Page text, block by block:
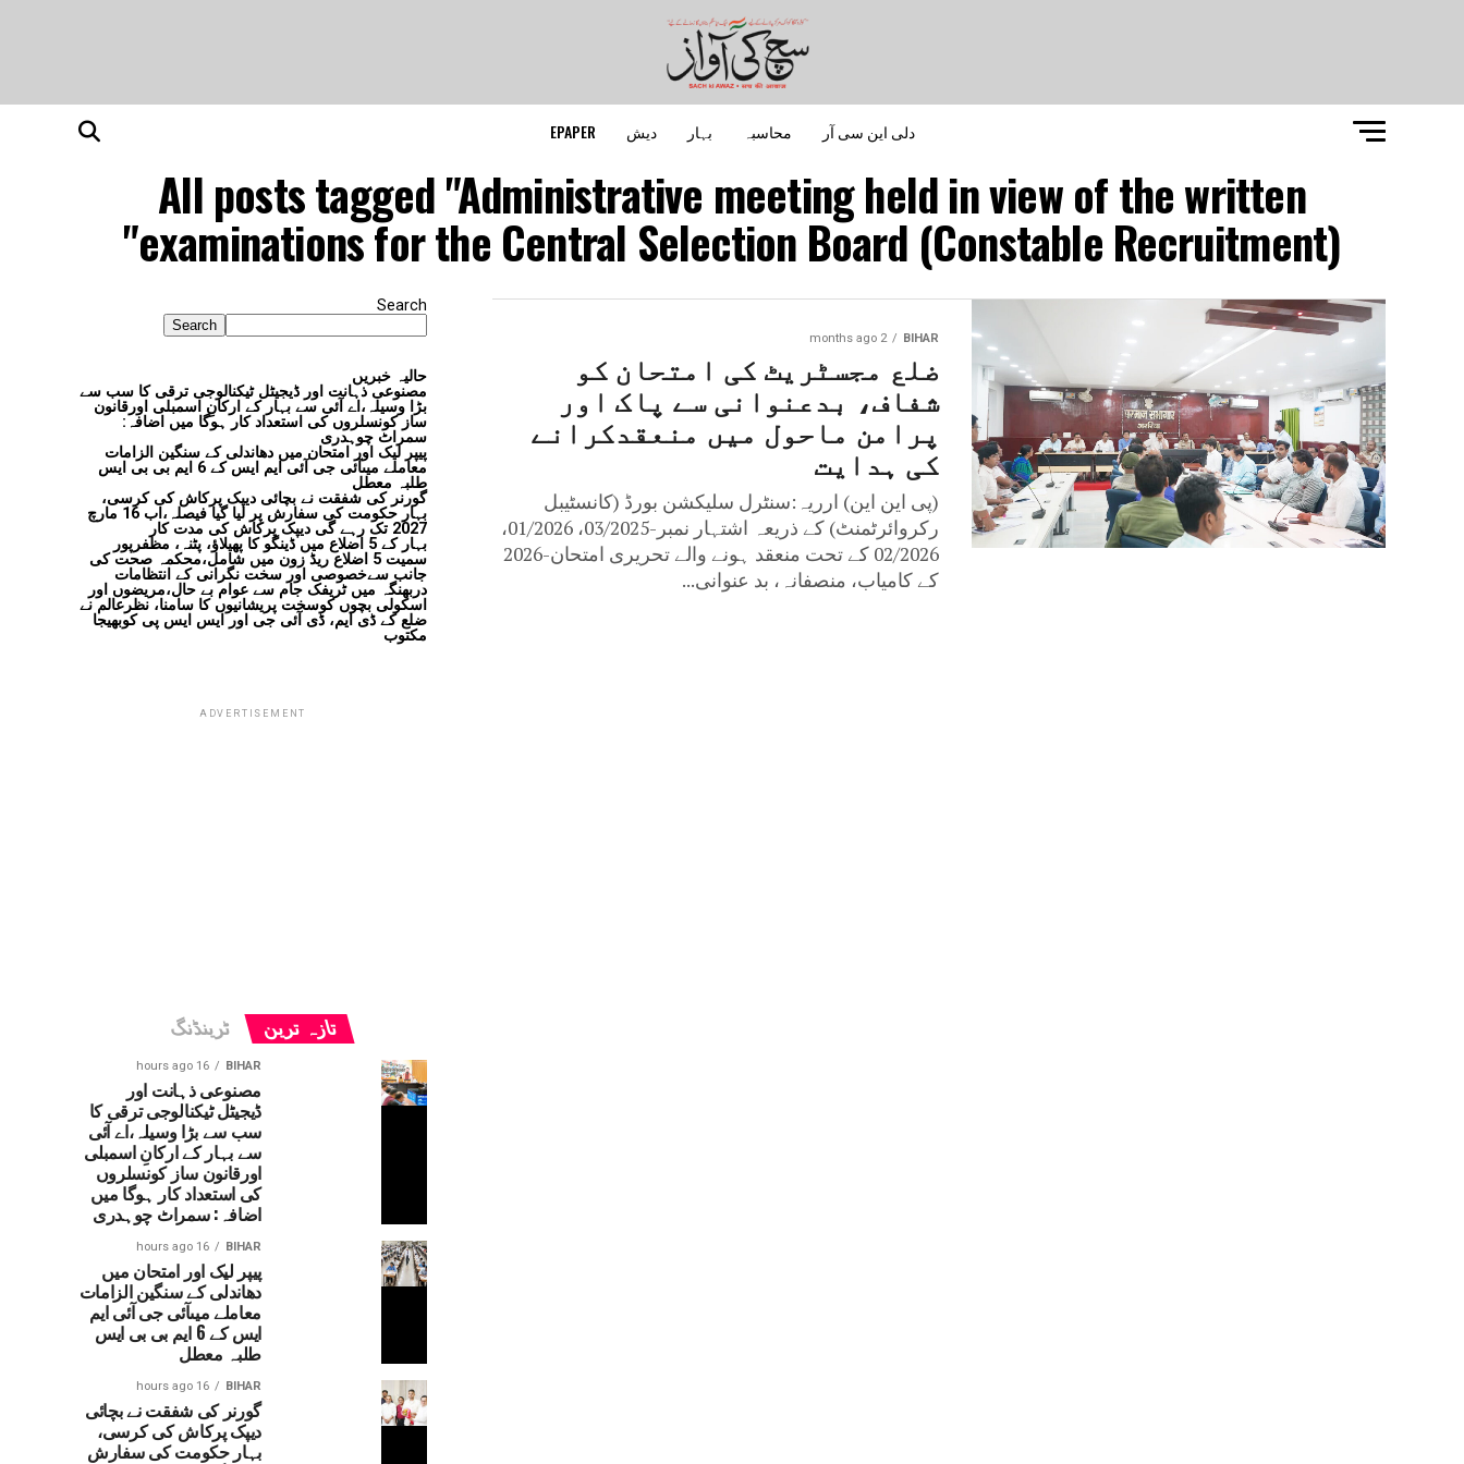
دلی این سی آر محاسبہ بہار دیش EPAPER
All posts tagged "Administrative meeting held in view of the written
examinations for the Central Selection Board (Constable Recruitment)"
BIHAR
2 months ago
ضلع مجسٹریٹ کی امتحان کو
شفاف، بدعنوانی سے پاک اور
پرامن ماحول میں منعقدکرانے
کی ہدایت
(پی این این) ارریہ:سنٹرل سلیکشن بورڈ (کانسٹیبل
رکروائرٹمنٹ) کے ذریعہ اشتہار نمبر-03/2025، 01/2026،
02/2026 کے تحت منعقد ہونے والے تحریری امتحان-2026
کے کامیاب، منصفانہ، بد عنوانی...
Search
Search
حالیہ خبریں
مصنوعی ذہانت اور ڈیجیٹل ٹیکنالوجی ترقی کا سب سے
بڑا وسیلہ،اے آئی سے بہار کے ارکانِ اسمبلی اورقانون
ساز کونسلروں کی استعداد کار ہوگا میں اضافہ:
سمراٹ چوہدری
پیپر لیک اور امتحان میں دھاندلی کے سنگین الزامات
معاملے میںآئی جی آئی ایم ایس کے 6 ایم بی بی ایس
طلبہ معطل
گورنر کی شفقت نے بچائی دیپک پرکاش کی کرسی،
بہار حکومت کی سفارش پر لیا گیا فیصلہ،اب 16 مارچ
2027 تک رہے گی دیپک پرکاش کی مدت کار
بہار کے 5 اضلاع میں ڈینگو کا پھیلاؤ، پٹنہ، مظفرپور
سمیت 5 اضلاع ریڈ زون میں شامل،محکمہ صحت کی
جانب سےخصوصی اور سخت نگرانی کے انتظامات
دربھنگہ میں ٹریفک جام سے عوام بے حال،مریضوں اور
اسکولی بچوں کوسخت پریشانیوں کا سامنا، نظرعالم نے
ضلع کے ڈی ایم، ڈی آئی جی اور ایس ایس پی کوبھیجا
مکتوب
ADVERTISEMENT
تازہ ترین ٹرینڈنگ
BIHAR
16 hours ago
مصنوعی ذہانت اور
ڈیجیٹل ٹیکنالوجی ترقی کا
سب سے بڑا وسیلہ،اے آئی
سے بہار کے ارکانِ اسمبلی
اورقانون ساز کونسلروں
کی استعداد کار ہوگا میں
اضافہ: سمراٹ چوہدری
BIHAR
16 hours ago
پیپر لیک اور امتحان میں
دھاندلی کے سنگین الزامات
معاملے میںآئی جی آئی ایم
ایس کے 6 ایم بی بی ایس
طلبہ معطل
BIHAR
16 hours ago
گورنر کی شفقت نے بچائی
دیپک پرکاش کی کرسی،
بہار حکومت کی سفارش